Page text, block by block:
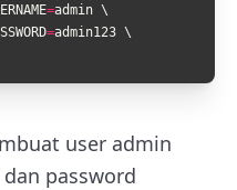
=admin \
=admin123 \
user admin
dan password